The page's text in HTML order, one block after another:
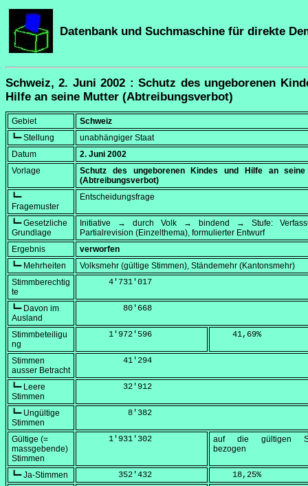
Datenbank und Suchmaschine für direkte
Schweiz, 2. Juni 2002 : Schutz des ungeborenen
Hilfe an seine Mutter (Abtreibungsverbot)
Gebiet
Schweiz
┗━ Stellung
unabhängiger Staat
Datum
2. Juni 2002
Vorlage
Schutz des ungeborenen Kindes und Hilfe an seine
(Abtreibungsverbot)
┗━
Fragemuster
Entscheidungsfrage
┗━ Gesetzliche
Grundlage
Initiative → durch Volk → bindend → Stufe:
Partialrevision (Einzelthema), formulierter Entwurf
Ergebnis
verworfen
┗━ Mehrheiten
Volksmehr (gültige Stimmen), Ständemehr (Kantonsmehr)
Stimmberechtig
te
      4'731'017
┗━ Davon im
Ausland
         80'668
Stimmbeteiligu
ng
      1'972'596
    41,69
%
Stimmen
ausser Betracht
         41'294
┗━ Leere
Stimmen
         32'912
┗━ Ungültige
Stimmen
          8'382
Gültige (=
massgebende)
Stimmen
      1'931'302
auf die gültigen
bezogen
┗━ Ja-Stimmen
        352'432
    18,25
%